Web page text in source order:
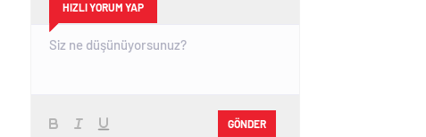
HIZLI YORUM YAP
GÖNDER